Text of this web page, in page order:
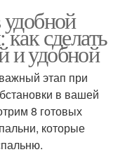
сделать
и удобной
этап при
в вашей
8 готовых
которые